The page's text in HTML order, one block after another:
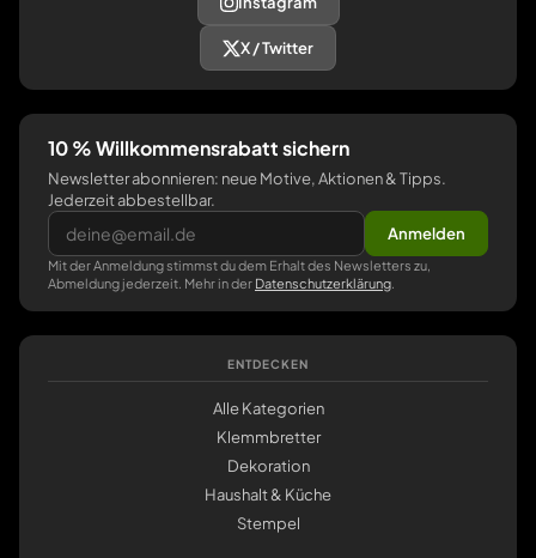
X / Twitter
10 % Willkommensrabatt sichern
Newsletter abonnieren: neue Motive, Aktionen & Tipps.
Jederzeit abbestellbar.
Anmelden
Mit der Anmeldung stimmst du dem Erhalt des Newsletters zu,
Abmeldung jederzeit. Mehr in der Datenschutzerklärung
ENTDECKEN
Alle Kategorien
Klemmbretter
Dekoration
Haushalt & Küche
Stempel